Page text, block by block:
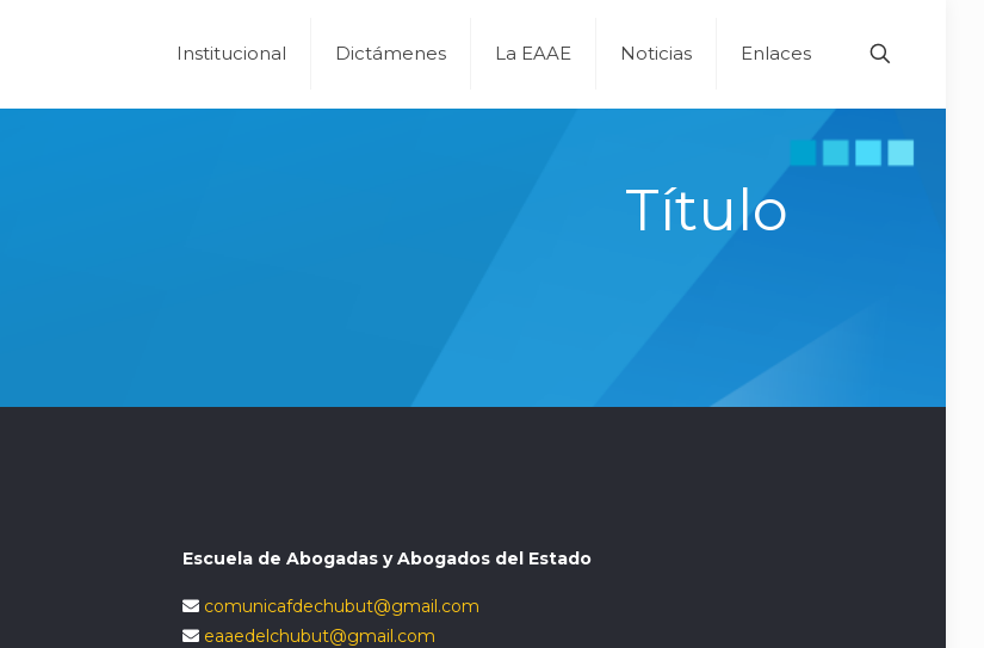
Institucional Dictámenes La EAAE Noticias Enlaces
Título
Escuela de Abogadas y Abogados del Estado
comunicafdechubut@gmail.com
eaaedelchubut@gmail.com